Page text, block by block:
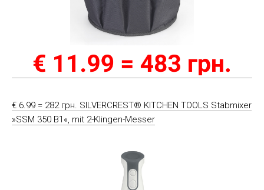
€ 6.99 = 282 грн. SILVERCREST® KITCHEN TOOLS Stabmixer
»SSM 350 B1«, mit 2-Klingen-Messer